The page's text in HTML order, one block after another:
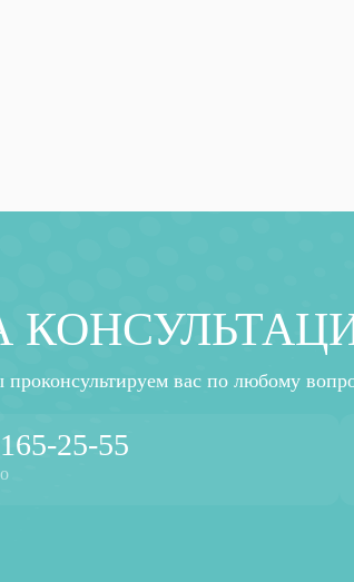
вас по любому
25-55